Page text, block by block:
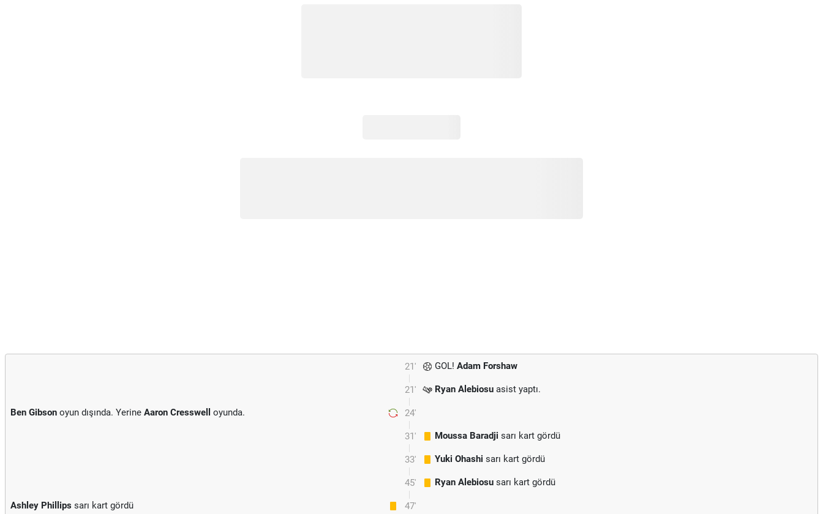
21' GOL! Adam Forshaw
21' Ryan Alebiosu asist yaptı.
24'
Ben Gibson oyun dışında. Yerine Aaron Cresswell oyunda.
31' Moussa Baradji sarı kart gördü
33' Yuki Ohashi sarı kart gördü
45' Ryan Alebiosu sarı kart gördü
47'
Ashley Phillips sarı kart gördü